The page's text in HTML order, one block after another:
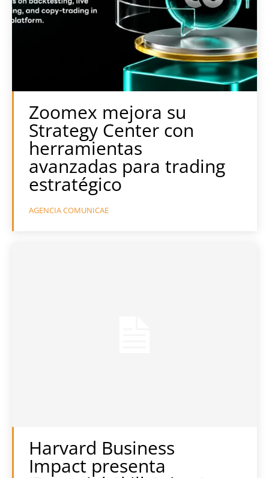
Zoomex mejora su
Strategy Center con
herramientas
avanzadas para trading
estratégico
AGENCIA COMUNICAE
Harvard Business
Impact presenta